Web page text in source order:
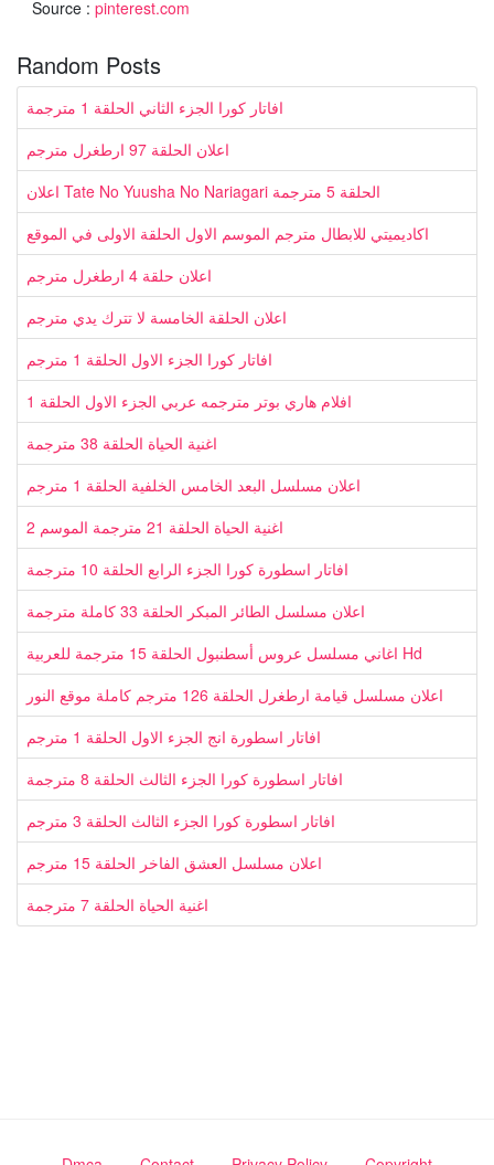
Source : pinterest.com
Random Posts
افاتار كورا الجزء الثاني الحلقة 1 مترجمة
اعلان الحلقة 97 ارطغرل مترجم
اعلان Tate No Yuusha No Nariagari الحلقة 5 مترجمة
اكاديميتي للابطال مترجم الموسم الاول الحلقة الاولى في الموقع
اعلان حلقة 4 ارطغرل مترجم
اعلان الحلقة الخامسة لا تترك يدي مترجم
افاتار كورا الجزء الاول الحلقة 1 مترجم
افلام هاري بوتر مترجمه عربي الجزء الاول الحلقة 1
اغنية الحياة الحلقة 38 مترجمة
اعلان مسلسل البعد الخامس الخلفية الحلقة 1 مترجم
اغنية الحياة الحلقة 21 مترجمة الموسم 2
افاتار اسطورة كورا الجزء الرابع الحلقة 10 مترجمة
اعلان مسلسل الطائر المبكر الحلقة 33 كاملة مترجمة
اغاني مسلسل عروس أسطنبول الحلقة 15 مترجمة للعربية Hd
اعلان مسلسل قيامة ارطغرل الحلقة 126 مترجم كاملة موقع النور
افاتار اسطورة انج الجزء الاول الحلقة 1 مترجم
افاتار اسطورة كورا الجزء الثالث الحلقة 8 مترجمة
افاتار اسطورة كورا الجزء الثالث الحلقة 3 مترجم
اعلان مسلسل العشق الفاخر الحلقة 15 مترجم
اغنية الحياة الحلقة 7 مترجمة